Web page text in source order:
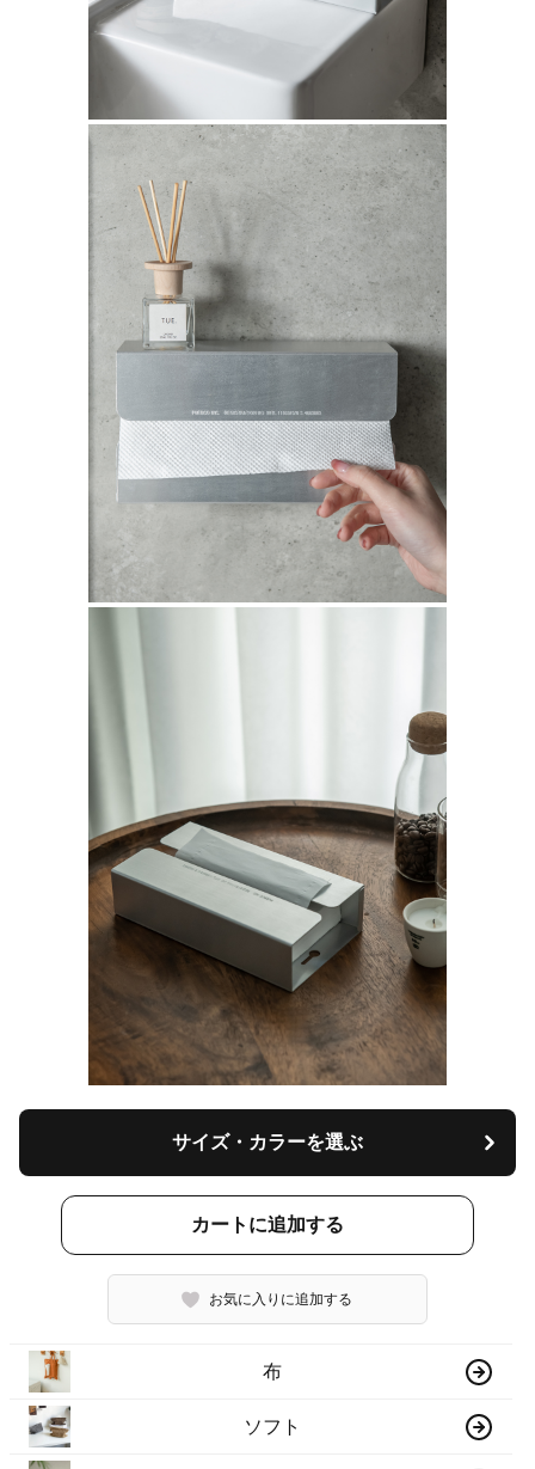
サイズ・カラーを選ぶ
カートに追加する
お気に入りに追加する
布
ソフト